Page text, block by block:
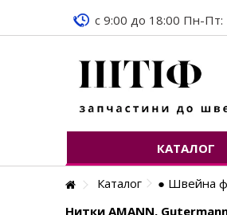
c 9:00 до 18:00 Пн-Пт:
КАТАЛОГ
Каталог ● Швейна
Нитки AMANN,